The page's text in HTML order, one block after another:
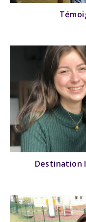
Destination